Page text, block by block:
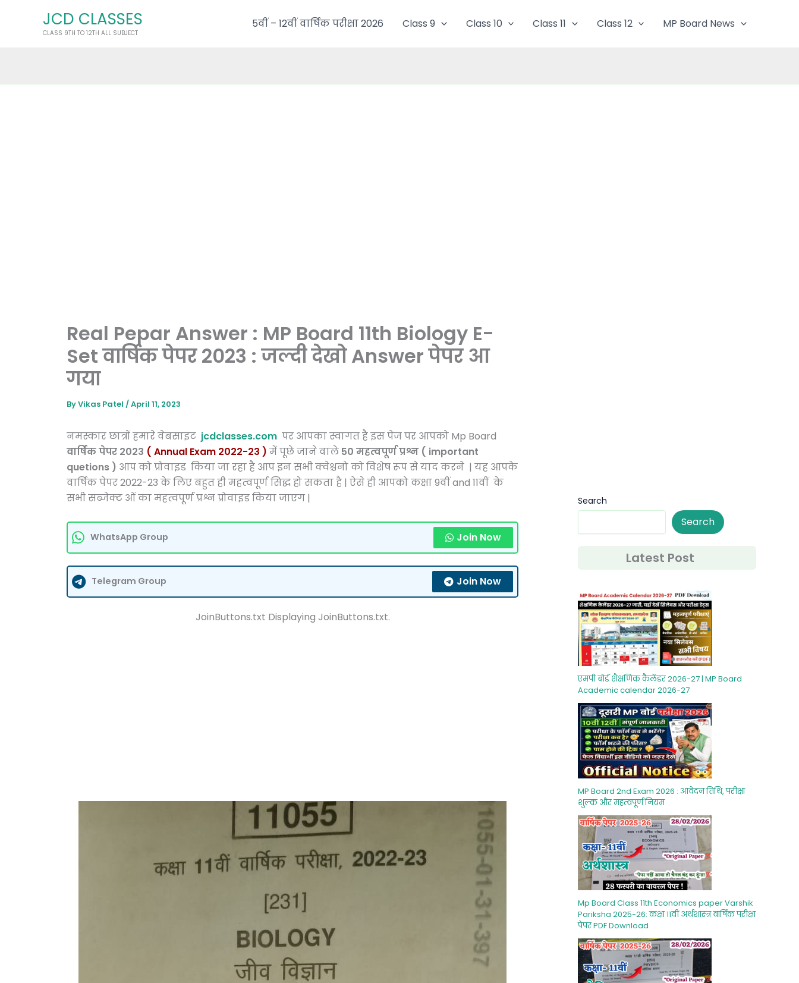
JCD CLASSES
CLASS 9TH TO 12TH ALL SUBJECT
5वीं – 12वीं वार्षिक परीक्षा 2026 Class 9 Class 10 Class 11 Class 12 MP Board News
Real Pepar Answer : MP Board 11th Biology E-
Set वार्षिक पेपर 2023 : जल्दी देखो Answer पेपर आ
गया
ByVikas Patel /April 11, 2023
नमस्कार छात्रों हमारे वेबसाइट jcdclasses.com पर आपका स्वागत है इस पेज पर आपको Mp Board
वार्षिक पेपर 2023 ( Annual Exam 2022-23 ) में पूछे जाने वाले 50 महत्वपूर्ण प्रश्न ( important
quetions ) आप को प्रोवाइड किया जा रहा है आप इन सभी क्वेश्चनो को विशेष रूप से याद करने | यह आपके
वार्षिक पेपर 2022-23 के लिए बहुत ही महत्वपूर्ण सिद्ध हो सकता है | ऐसे ही आपको कक्षा 9वीं and 11वीं के
सभी सब्जेक्ट ओं का महत्वपूर्ण प्रश्न प्रोवाइड किया जाएग |
WhatsApp Group Join Now
Telegram Group Join Now
JoinButtons.txt Displaying JoinButtons.txt.
Search
Search
Latest Post
एमपी बोर्ड शैक्षणिक कैलेंडर 2026-27 | MP Board
Academic calendar 2026-27
MP Board 2nd Exam 2026 : आवेदन तिथि, परीक्षा
शुल्‍क और महत्‍वपूर्ण नियम
Mp Board Class 11th Economics paper Varshik
Pariksha 2025-26: कक्षा 11वीं अर्थशास्‍त्र वार्षिक परीक्षा
पेपर PDF Download